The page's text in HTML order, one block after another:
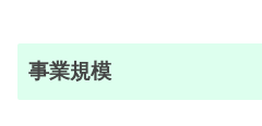
事業規模